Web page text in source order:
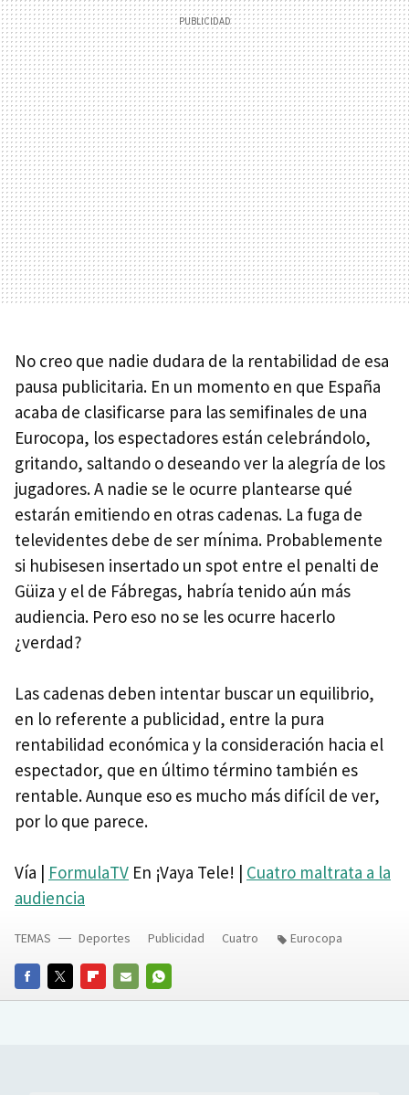
No creo que nadie dudara de la rentabilidad de esa
pausa publicitaria. En un momento en que España
acaba de clasificarse para las semifinales de una
Eurocopa, los espectadores están celebrándolo,
gritando, saltando o deseando ver la alegría de los
jugadores. A nadie se le ocurre plantearse qué
estarán emitiendo en otras cadenas. La fuga de
televidentes debe de ser mínima. Probablemente
si hubisesen insertado un spot entre el penalti de
Güiza y el de Fábregas, habría tenido aún más
audiencia. Pero eso no se les ocurre hacerlo
¿verdad?
Las cadenas deben intentar buscar un equilibrio,
en lo referente a publicidad, entre la pura
rentabilidad económica y la consideración hacia el
espectador, que en último término también es
rentable. Aunque eso es mucho más difícil de ver,
por lo que parece.
Vía | FormulaTV En ¡Vaya Tele! | Cuatro maltrata a la
audiencia
FACEBOOKTWITTERFLIPBOARD
E-
WHATSAPP
TEMAS Deportes Publicidad Cuatro Eurocopa